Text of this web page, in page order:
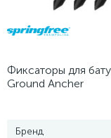
Фиксаторы для
Ground Ancher
Бренд